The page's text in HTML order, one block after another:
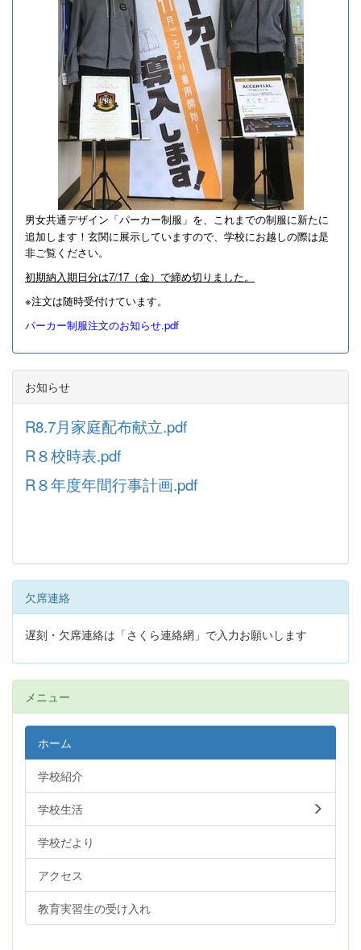
男女共通デザイン「パーカー制服」を、これまでの制服に新たに
追加します！ 玄関に展示していますので、学校にお越しの際は是
非ご覧ください。
初期納入期日分は7/17（金）で締め切りました。
※注文は随時受付けています。
パーカー制服注文のお知らせ.pdf
お知らせ
R8.7月家庭配布献立.pdf
R８校時表.pdf
R８年度年間行事計画.pdf
欠席連絡
遅刻・欠席連絡は「さくら連絡網」で入力お願いします
メニュー
ホーム
学校紹介
学校生活
学校だより
アクセス
教育実習生の受け入れ